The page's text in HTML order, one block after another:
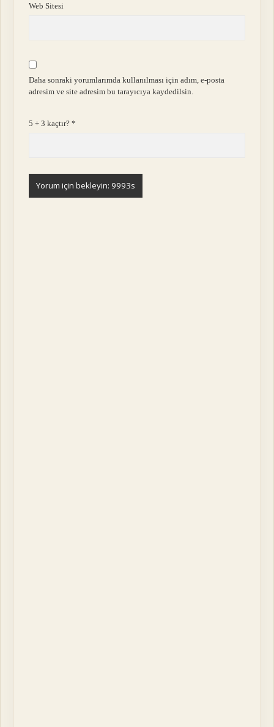
Web Sitesi
Daha sonraki yorumlarımda kullanılması için adım, e-posta
adresim ve site adresim bu tarayıcıya kaydedilsin.
5 + 3 kaçtır?*